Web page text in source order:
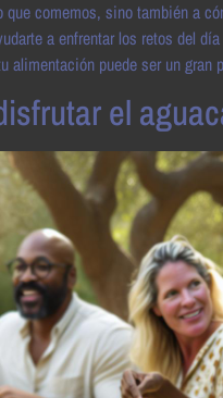
comemos, sino también a
a enfrentar los retos del
alimentación puede ser un
el